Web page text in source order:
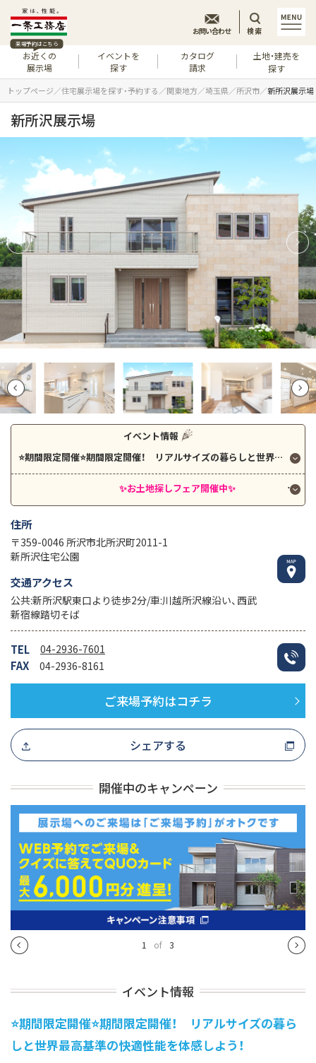
来場予約はこちら
お近くの
展示場
イベントを
探す
カタログ
請求
土地・建売を
探す
お問い合わせ 検索
トップページ 住宅展示場を探す・予約する 関東地方 埼玉県 所沢市 新所沢展示場
新所沢展示場
住所
〒359-0046 所沢市北所沢町2011-1
新所沢住宅公園
交通アクセス
公共:新所沢駅東口より徒歩2分/車:川越所沢線沿い、西武
新宿線踏切そば
TEL 04-2936-7601
FAX 04-2936-8161
ご来場予約はコチラ
シェアする
イベント情報
⭐期間限定開催⭐期間限定開催！ リアルサイズの暮らしと世界最高基準の快適性能を体感しよう！
✨お土地探しフェア開催中✨ ⭐お
開催中のキャンペーン
1 of 3
イベント情報
⭐期間限定開催⭐期間限定開催！ リアルサイズの暮ら
しと世界最高基準の快適性能を体感しよう！